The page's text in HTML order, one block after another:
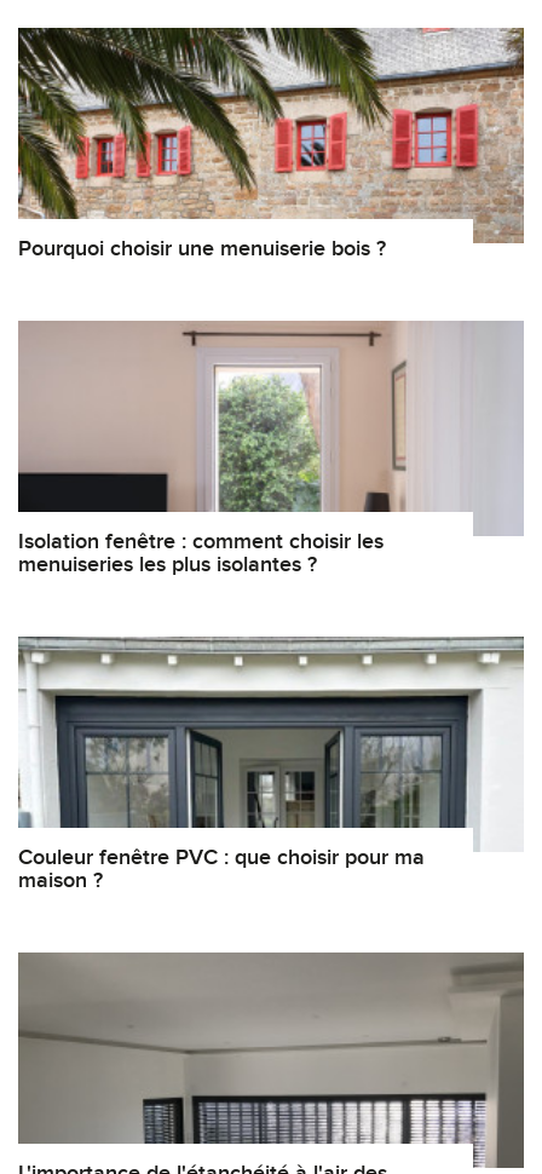
Pourquoi choisir une menuiserie bois ?
Isolation fenêtre : comment choisir les
menuiseries les plus isolantes ?
Couleur fenêtre PVC : que choisir pour ma
maison ?